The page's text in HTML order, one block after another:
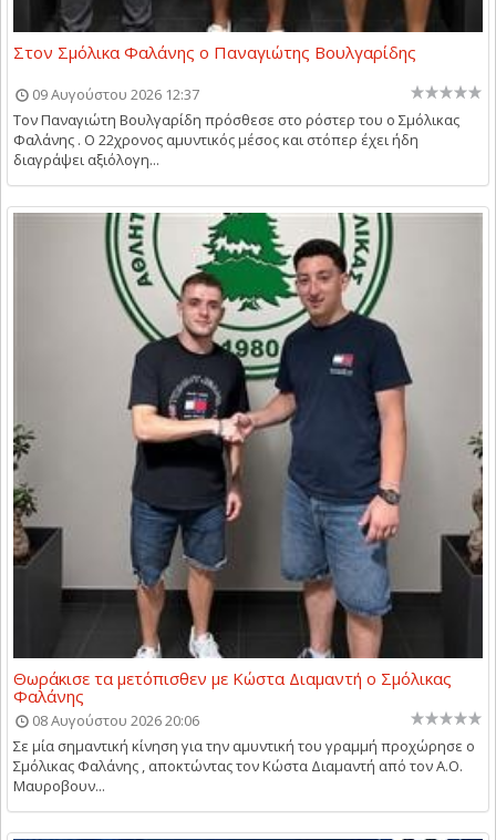
Στον Σμόλικα Φαλάνης ο Παναγιώτης Βουλγαρίδης
09 Αυγούστου 2026 12:37
Τον Παναγιώτη Βουλγαρίδη πρόσθεσε στο ρόστερ του ο Σμόλικας
Φαλάνης . Ο 22χρονος αμυντικός μέσος και στόπερ έχει ήδη
διαγράψει αξιόλογη...
Θωράκισε τα μετόπισθεν με Κώστα Διαμαντή ο Σμόλικας
Φαλάνης
08 Αυγούστου 2026 20:06
Σε μία σημαντική κίνηση για την αμυντική του γραμμή προχώρησε ο
Σμόλικας Φαλάνης , αποκτώντας τον Κώστα Διαμαντή από τον Α.Ο.
Μαυροβουν...